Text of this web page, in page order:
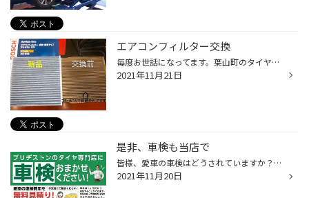
エアコンフィルター交換
毎度お世話になってます。葉山町のタイヤ館 葉山です(*^-^*) この夏、家でも車でもエアコンが大活躍しましたね(^^♪ 家庭用エアコンの掃除は済んでいると思いますが 車のエアコンはどうされましたか？ エアコンのフィルター交換はされていますか？？ 交換目安は1年または1万kmです。 画面左側が新品...
2021年11月21日
是非、車検も当店で
皆様、愛車の車検はどうされていますか？車検といえば・・・カーディーラーさんや自動車屋さんなど、たくさんありますよね。実は・・・・・・当店でも車検を実施しております！何処に出すかお悩みの方は、是非当店をご利用くださいませ。皆様のご来店心よりお待ちしております。
2021年11月20日